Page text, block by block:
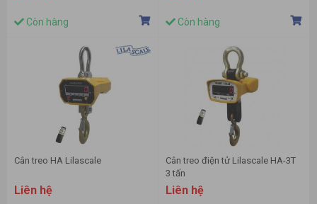
Còn hàng Còn hàng
Cân treo HA Lilascale
Liên hệ
Cân treo điện tử Lilascale HA-3T
3 tấn
Liên hệ